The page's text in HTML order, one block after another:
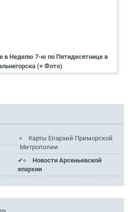
в Неделю 7-ю по Пятидесятнице в
(+ Фото)
Карты Епархий Приморской
Митрополии
Новости Арсеньевской
епархии